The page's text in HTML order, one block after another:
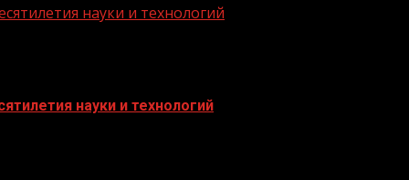
науки и технологий
науки и технологий